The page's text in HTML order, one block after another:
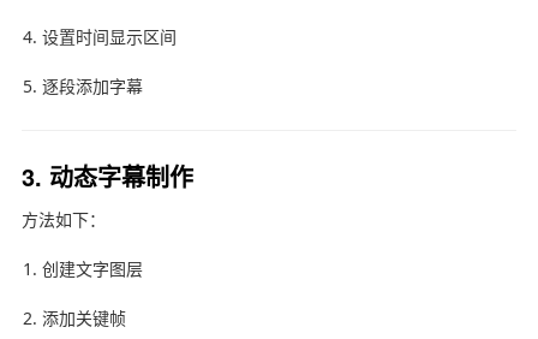
设置时间显示区间
逐段添加字幕
3. 动态字幕制作
方法如下：
创建文字图层
添加关键帧